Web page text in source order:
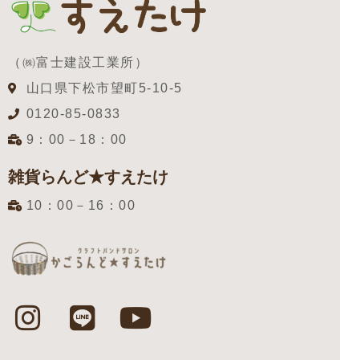
（㈱富士建設工業所）
山口県下松市望町5-10-5
0120-85-0833
9：00－18：00
雑貨らんど★すえたけ
10：00－16：00